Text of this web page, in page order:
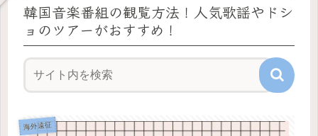
韓国音楽番組の観覧方法！人気歌謡やドシ
ョのツアーがおすすめ！
海外遠征